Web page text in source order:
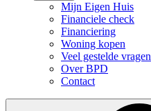
Mijn Eigen Huis
Financiele check
Financiering
Woning kopen
Veel gestelde vragen
Over BPD
Contact